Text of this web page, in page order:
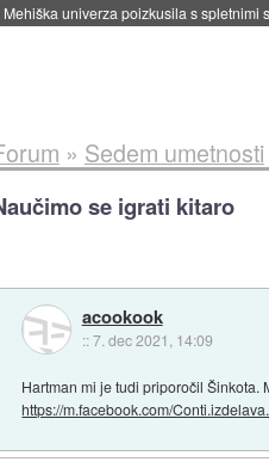
Evropska vesoljska agencija razvija
» Sedem umetnosti
se igrati kitaro
acookook
::7. dec 2021, 14:09
Hartman mi je tudi priporočil Šinkota.
https://m.facebook.com/